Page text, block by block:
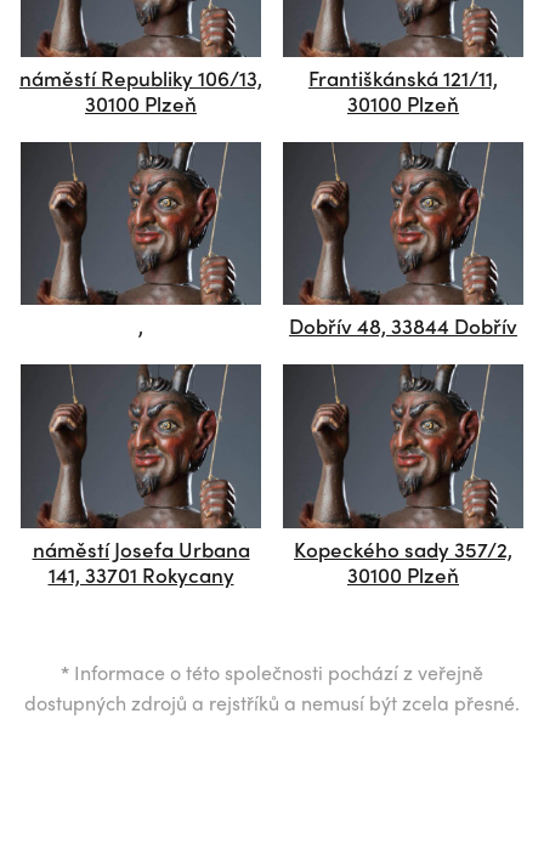
náměstí Republiky 106/13,
30100 Plzeň
Františkánská 121/11,
30100 Plzeň
, Dobřív 48, 33844 Dobřív
náměstí Josefa Urbana
141, 33701 Rokycany
Kopeckého sady 357/2,
30100 Plzeň
* Informace o této společnosti pochází z veřejně
dostupných zdrojů a rejstříků a nemusí být zcela přesné.